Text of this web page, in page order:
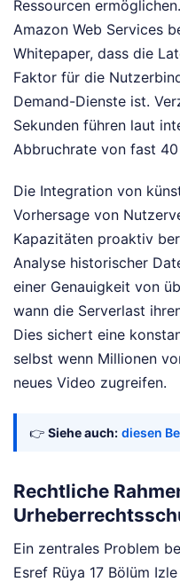
Ressourcen
Amazon Web Services
Whitepaper, dass die
Faktor für die
Demand-Dienste ist.
Sekunden führen laut
Abbruchrate von fast
Die Integration von
Vorhersage von
Kapazitäten proaktiv
Analyse historischer
einer Genauigkeit von
wann die Serverlast
Dies sichert eine
selbst wenn Millionen
neues Video zugreifen.
👉 Siehe auch: diesen
Rechtliche
Ein zentrales Problem
Esref Rüya 17 Bölüm